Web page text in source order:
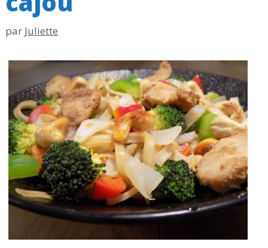
par Juliette